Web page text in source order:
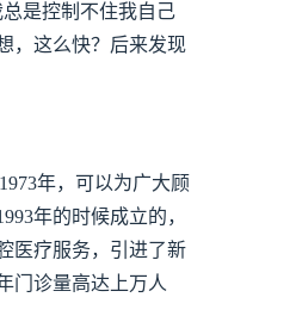
是控制不住我自己
，这么快？后来发现
年，可以为广大顾
年的时候成立的，
医疗服务，引进了新
门诊量高达上万人